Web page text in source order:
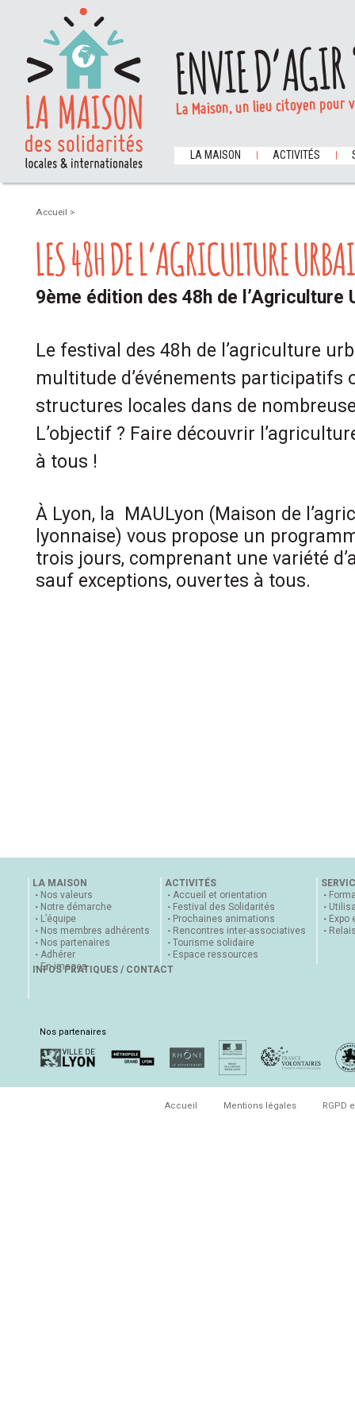
ENVIE
La Maison, un lieu citoyen
LA MAISON ACTIVITÉS
Accueil >
LES 48H DE L’AGRICULTURE
9ème édition des 48h de l’Agriculture
Le festival des 48h de l’agriculture
multitude d’événements participatifs
structures locales dans de
L’objectif ? Faire découvrir
à tous !
À Lyon, la MAULyon (Maison de
lyonnaise) vous propose un
trois jours, comprenant une variété
sauf exceptions, ouvertes à tous.
LA MAISON
Nos valeurs
Notre démarche
L’équipe
Nos membres adhérents
Nos partenaires
Adhérer
En images
ACTIVITÉS
Accueil et orientation
Festival des Solidarités
Prochaines animations
Rencontres inter-associatives
Tourisme solidaire
Espace ressources
Expo
INFOS PRATIQUES / CONTACT
Nos partenaires
Accueil Mentions légales RGPD